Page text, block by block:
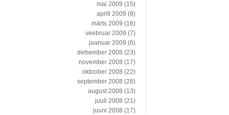
mai 2009 (15)
aprill 2009 (8)
märts 2009 (16)
veebruar 2009 (7)
jaanuar 2009 (6)
detsember 2008 (23)
november 2008 (17)
oktoober 2008 (22)
september 2008 (28)
august 2008 (13)
juuli 2008 (21)
juuni 2008 (17)